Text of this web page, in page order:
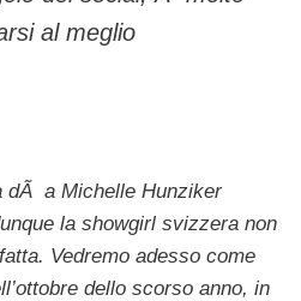
al meglio
dÃ a Michelle Hunziker
la showgirl svizzera non
Vedremo adesso come
dello scorso anno, in